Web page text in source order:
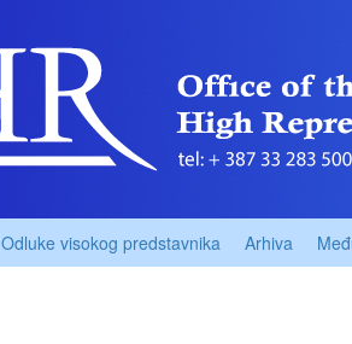
Odluke visokog predstavnika Arhiva